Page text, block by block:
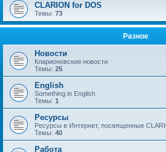
CLARION for DOS
Темы: 73
Разное
Новости
Кларионовские новости
Темы: 25
English
Something in English
Темы: 1
Ресурсы
Ресурсы в Интернет, посвященные
Темы: 40
Работа